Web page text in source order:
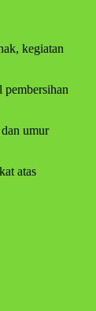
kegiatan
umur
atas